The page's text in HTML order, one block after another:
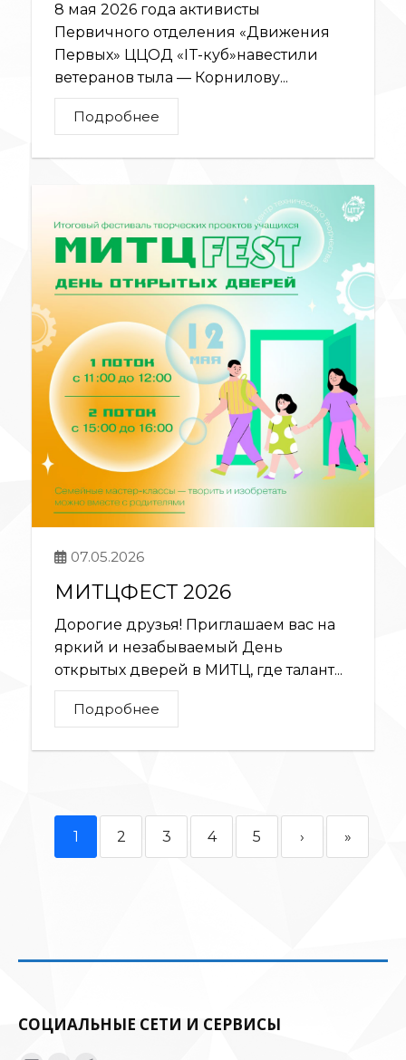
8 мая 2026 года активисты
Первичного отделения «Движения
Первых» ЦЦОД «IT-куб»навестили
ветеранов тыла — Корнилову...
Подробнее
07.05.2026
МИТЦФЕСТ 2026
Дорогие друзья! Приглашаем вас на
яркий и незабываемый День
открытых дверей в МИТЦ, где талант...
Подробнее
1 2 3 4 5 › »
СОЦИАЛЬНЫЕ СЕТИ И СЕРВИСЫ